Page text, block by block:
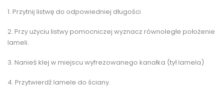
1. Przytnij listwę do odpowiedniej długości
2. Przy użyciu listwy pomocniczej wyznacz równoległe położenie
lameli.
3. Nanieś klej w miejscu wyfrezowanego kanałka (tył lamela)
4. Przytwierdź lamele do ściany.